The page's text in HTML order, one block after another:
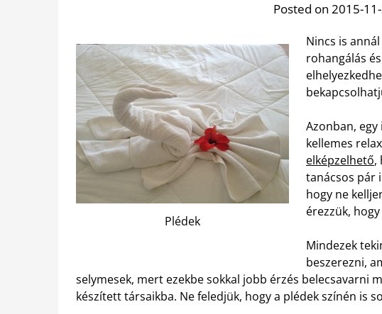
Posted on 2015-
Plédek
Nincs is
rohangálás
Azonban,
kellemes
elképzelhető,
tanácsos pár
hogy ne
érezzük,
Mindezek
beszerezni,
selymesek, mert ezekbe sokkal jobb érzés belecsavarni
készített társaikba. Ne feledjük, hogy a plédek színén is